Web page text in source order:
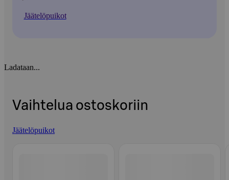
Jäätelöpuikot
Ladataan...
Vaihtelua ostoskoriin
Jäätelöpuikot